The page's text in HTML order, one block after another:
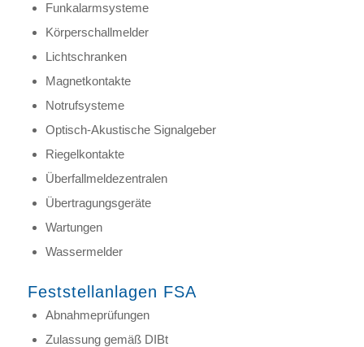
Funkalarmsysteme
Körperschallmelder
Lichtschranken
Magnetkontakte
Notrufsysteme
Optisch-Akustische Signalgeber
Riegelkontakte
Überfallmeldezentralen
Übertragungsgeräte
Wartungen
Wassermelder
Feststellanlagen FSA
Abnahmeprüfungen
Zulassung gemäß DIBt